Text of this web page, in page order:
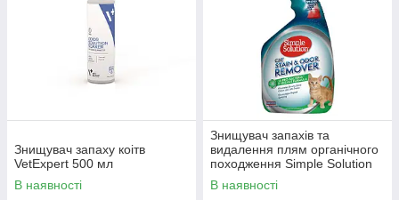
Знищувач запаху коітв
VetExpert 500 мл
В наявності
Знищувач запахів та
видалення плям органічного
походження Simple Solution
Cat Stain&Odor Remover 945
мл
В наявності